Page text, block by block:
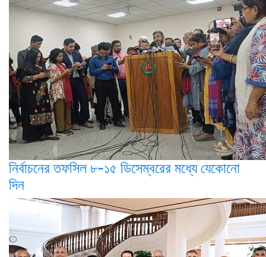
নির্বাচনের তফসিল ৮-১৫ ডিসেম্বরের মধ্যে যেকোনো
দিন